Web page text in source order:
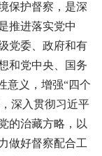
保护督察，是深
推进落实党中
党委、政府和有
和党中央、国务
意义，增强“四个
深入贯彻习近平
的治藏方略，以
做好督察配合工